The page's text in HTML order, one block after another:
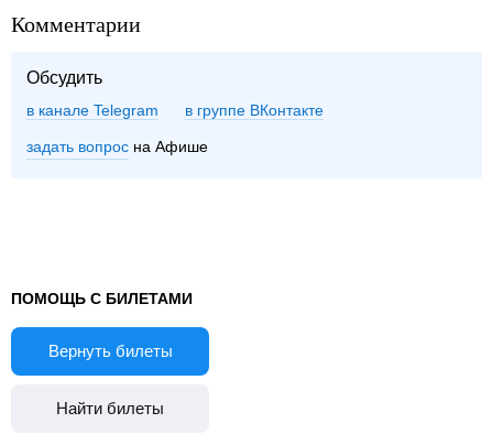
Комментарии
Обсудить
в канале Telegram группе ВКонтакте
задать вопрос на Афише
ПОМОЩЬ С БИЛЕТАМИ
Вернуть билеты
Найти билеты